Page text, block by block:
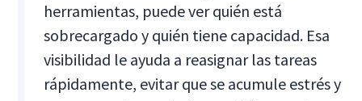
herramientas, puede ver quién está
sobrecargado y quién tiene capacidad. Esa
visibilidad le ayuda a reasignar las tareas
rápidamente, evitar que se acumule estrés y